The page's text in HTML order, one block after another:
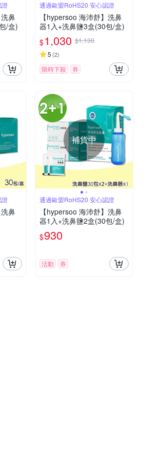
證
鼻
/盒)
通過歐盟RoHS20 安心認證
【hypersoo 海沛舒】洗鼻
器1入+洗鼻鹽3盒(30包/盒)
$1,030 $1,130
5 (2)
限時下殺 券
證
鼻
補貨中
通過歐盟RoHS20 安心認證
【hypersoo 海沛舒】洗鼻
器1入+洗鼻鹽2盒(30包/盒)
$930
活動 券